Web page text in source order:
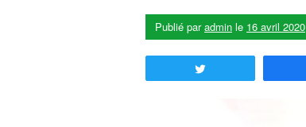
Publié paradmin le 16 avril 2020